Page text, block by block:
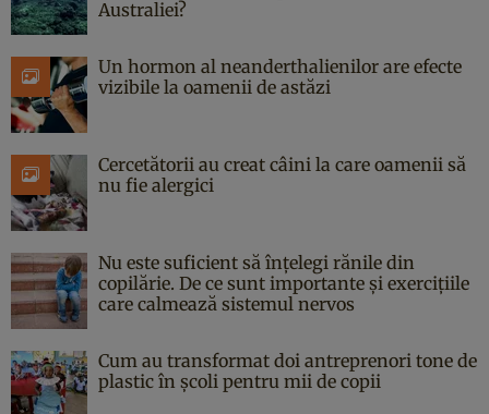
Australiei?
Un hormon al neanderthalienilor are efecte
vizibile la oamenii de astăzi
Cercetătorii au creat câini la care oamenii să
nu fie alergici
Nu este suficient să înțelegi rănile din
copilărie. De ce sunt importante și exercițiile
care calmează sistemul nervos
Cum au transformat doi antreprenori tone de
plastic în școli pentru mii de copii